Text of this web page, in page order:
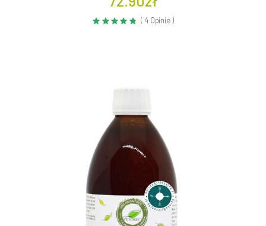
( 4 Opinie )